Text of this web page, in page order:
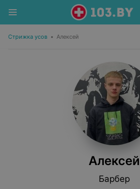
Стрижка усов • Алексей
Алексей
Барбер